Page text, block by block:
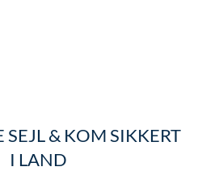
SEJL & KOM SIKKERT
I LAND